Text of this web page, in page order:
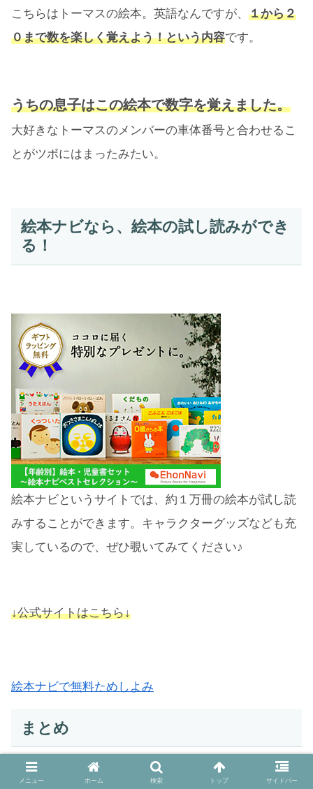
こちらはトーマスの絵本。英語なんですが、 １から２
０まで数を楽しく覚えよう！という内容です。
うちの息子はこの絵本で数字を覚えました。
大好きなトーマスのメンバーの車体番号と合わせるこ
とがツボにはまったみたい。
絵本ナビなら、絵本の試し読みができ
る！
絵本ナビというサイトでは、約１万冊の絵本が試し読
みすることができます。キャラクターグッズなども充
実しているので、ぜひ覗いてみてください♪
↓公式サイトはこちら↓
絵本ナビで無料ためしよみ
まとめ
メニュー ホーム 検索 トップ サイドバー